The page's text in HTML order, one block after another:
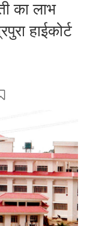
का लाभ
हाईकोर्ट